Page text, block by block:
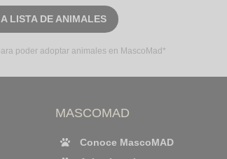
A LISTA DE ANIMALES
poder adoptar animales en MascoMad*
MASCOMAD
Conoce MascoMAD